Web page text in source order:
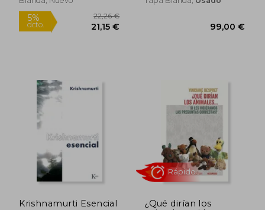
20,39 €
Krishnamurti Esencial
¿Qué dirían los